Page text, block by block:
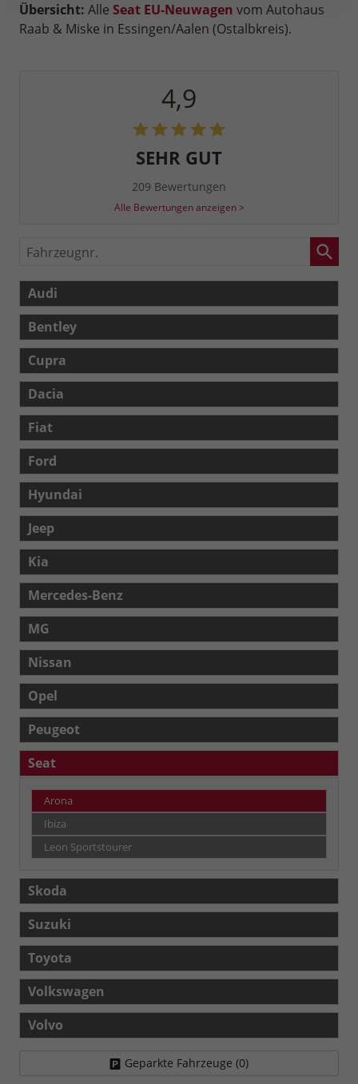
Übersicht: Alle Seat EU-Neuwagen vom Autohaus
Raab & Miske in Essingen/Aalen (Ostalbkreis).
4,9
SEHR GUT
209 Bewertungen
Alle Bewertungen anzeigen >
Fahrzeugnr.
Audi
Bentley
Cupra
Dacia
Fiat
Ford
Hyundai
Jeep
Kia
Mercedes-Benz
MG
Nissan
Opel
Peugeot
Seat
Arona
Ibiza
Leon Sportstourer
Skoda
Suzuki
Toyota
Volkswagen
Volvo
Geparkte Fahrzeuge (0)